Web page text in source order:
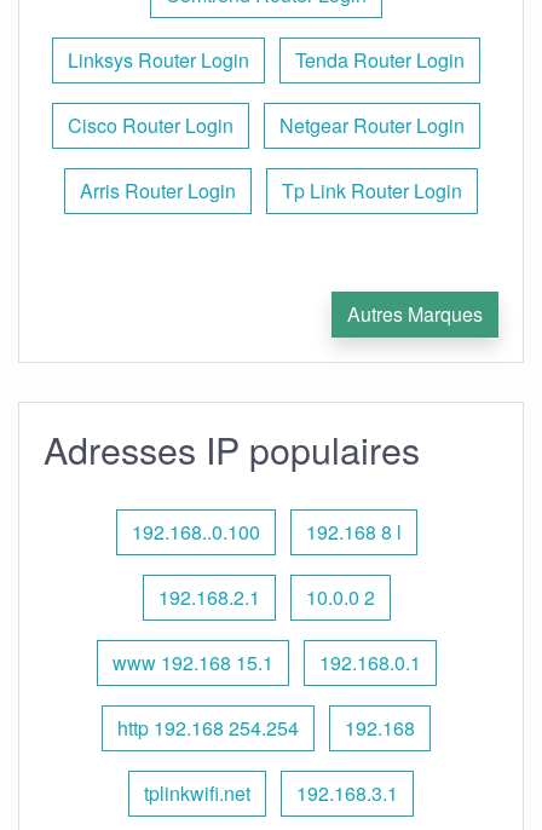
Linksys Router Login Tenda Router Login
Cisco Router Login Netgear Router Login
Arris Router Login Tp Link Router Login
Autres Marques
Adresses IP populaires
192.168..0.100 192.168 8 l
192.168.2.1 10.0.0 2
www 192.168 15.1 192.168.0.1
http 192.168 254.254 192.168
tplinkwifi.net 192.168.3.1